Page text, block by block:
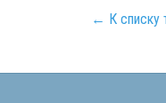
← К списку